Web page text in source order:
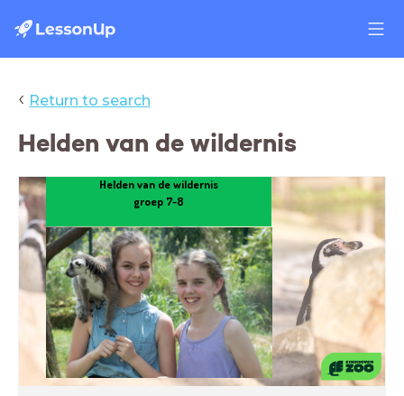
‹ Return to search
Helden van de wildernis
Helden van de wildernis
groep 7-8